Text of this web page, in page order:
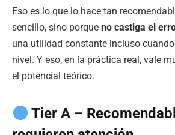
Eso es lo que lo hace tan
sencillo, sino porque no castiga el
una utilidad constante incluso
nivel. Y eso, en la práctica real, vale
el potencial teórico.
Tier A –